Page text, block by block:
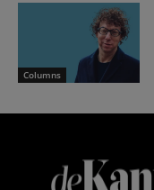
Columns